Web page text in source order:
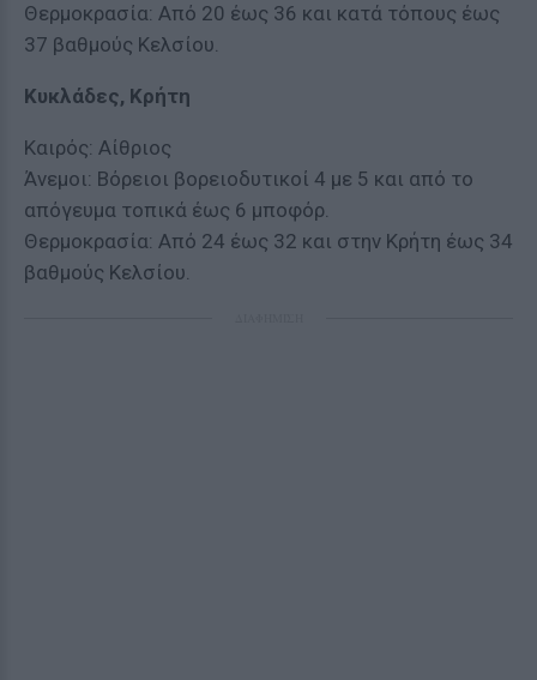
Θερμοκρασία: Από 20 έως 36 και κατά τόπους έως
37 βαθμούς Κελσίου.
Κυκλάδες, Κρήτη
Καιρός: Αίθριος
Άνεμοι: Βόρειοι βορειοδυτικοί 4 με 5 και από το
απόγευμα τοπικά έως 6 μποφόρ.
Θερμοκρασία: Από 24 έως 32 και στην Κρήτη έως 34
βαθμούς Κελσίου.